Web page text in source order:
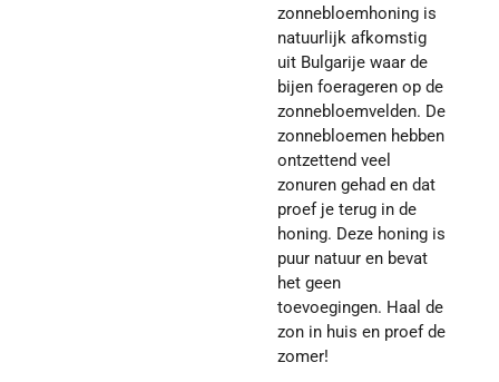
zonnebloemhoning is
natuurlijk afkomstig
uit Bulgarije waar de
bijen foerageren op de
zonnebloemvelden. De
zonnebloemen hebben
ontzettend veel
zonuren gehad en dat
proef je terug in de
honing. Deze honing is
puur natuur en bevat
het geen
toevoegingen. Haal de
zon in huis en proef de
zomer!